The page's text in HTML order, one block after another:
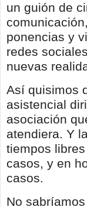
un guión de
ponencias y
redes
nuevas
Así quisimos
asistencial
asociación
atendiera. Y
tiempos
casos, y en
casos.
No